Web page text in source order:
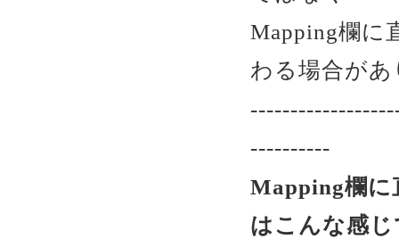
Mapping欄に
わる場合が
----------
Mapping欄に
はこんな感じ